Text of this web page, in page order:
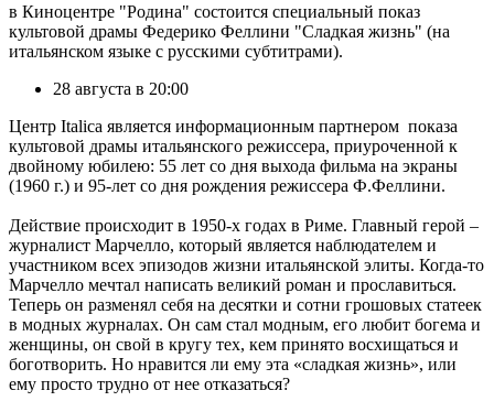
в Киноцентре "Родина" состоится специальный показ
культовой драмы Федерико Феллини "Сладкая жизнь" (на
итальянском языке с русскими субтитрами).
28 августа в 20:00
Центр Italica является информационным партнером показа
культовой драмы итальянского режиссера, приуроченной к
двойному юбилею: 55 лет со дня выхода фильма на экраны
(1960 г.) и 95-лет со дня рождения режиссера Ф.Феллини.
Действие происходит в 1950-х годах в Риме. Главный герой –
журналист Марчелло, который является наблюдателем и
участником всех эпизодов жизни итальянской элиты. Когда-то
Марчелло мечтал написать великий роман и прославиться.
Теперь он разменял себя на десятки и сотни грошовых статеек
в модных журналах. Он сам стал модным, его любит богема и
женщины, он свой в кругу тех, кем принято восхищаться и
боготворить. Но нравится ли ему эта «сладкая жизнь», или
ему просто трудно от нее отказаться?